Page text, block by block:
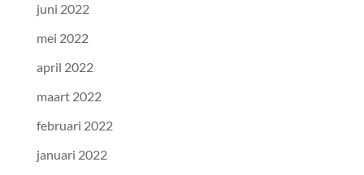
juni 2022
mei 2022
april 2022
maart 2022
februari 2022
januari 2022